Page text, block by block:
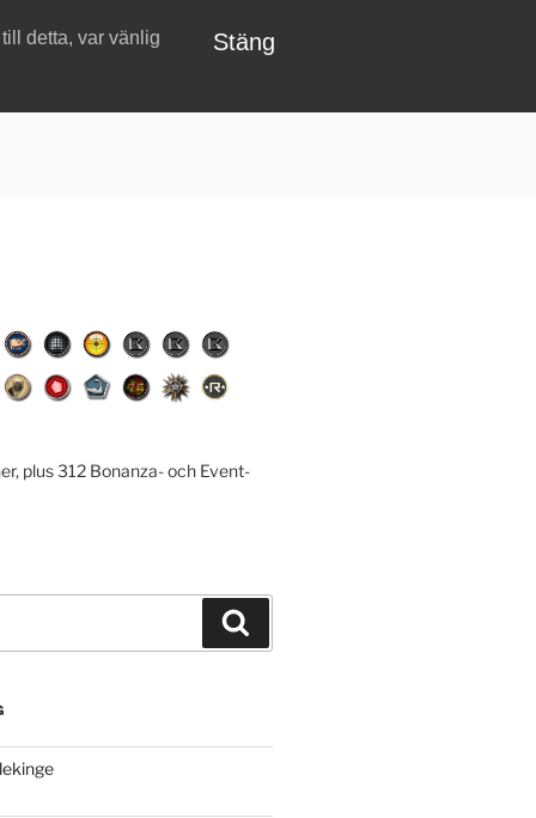
detta, var vänlig Stäng
plus 312 Bonanza- och Event-